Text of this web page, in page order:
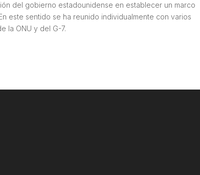
del gobierno estadounidense en establecer un marco
este sentido se ha reunido individualmente con varios
la ONU y del G-7.